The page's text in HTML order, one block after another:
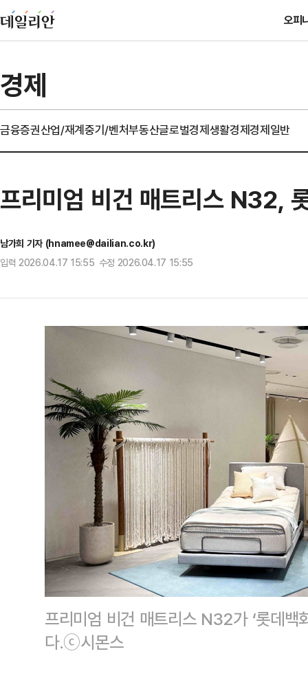
오피
경제
금융증권산업/재계중기/벤처부동산글로벌경제생활경제경제일반
프리미엄 비건 매트리스 N32,
남가희 기자 (hnamee@dailian.co.kr)
입력 2026.04.17 15:55 수정 2026.04.17 15:55
프리미엄 비건 매트리스 N32가 ‘롯데백
다.ⓒ시몬스